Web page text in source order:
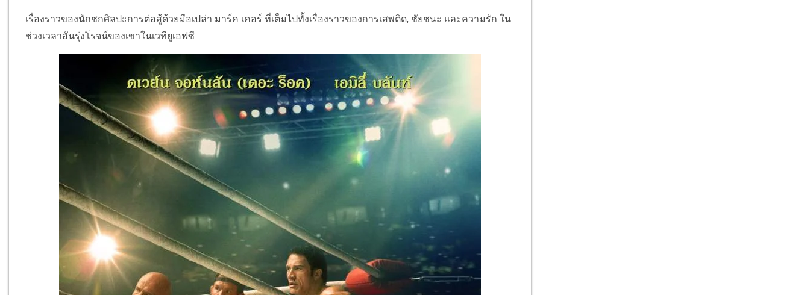
เรื่องราวของนักชกศิลปะการต่อสู้ด้วยมือเปล่า มาร์ค เคอร์ ที่เต็มไปทั้งเรื่องราวของการเสพติด, ชัยชนะ และความรัก ใน
ช่วงเวลาอันรุ่งโรจน์ของเขาในเวทียูเอฟซี